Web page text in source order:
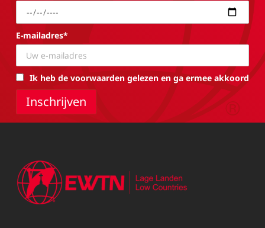
E-mailadres*
Ik heb de voorwaarden gelezen en ga ermee akkoord